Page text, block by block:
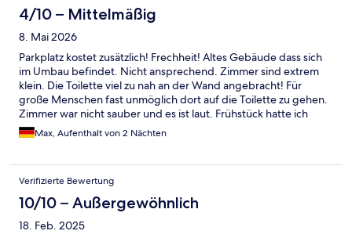
4/10 – Mittelmäßig
8. Mai 2026
Parkplatz kostet zusätzlich! Frechheit! Altes Gebäude dass sich
im Umbau befindet. Nicht ansprechend. Zimmer sind extrem
klein. Die Toilette viel zu nah an der Wand angebracht! Für
große Menschen fast unmöglich dort auf die Toilette zu gehen.
Zimmer war nicht sauber und es ist laut. Frühstück hatte ich
keines gebucht. Essen im Restaurant war sehr gut sogar , jedoch
preislich sehr teuer. Ein großes Bier kostet 7€! War leider das
Max, Aufenthalt von 2 Nächten
Verifizierte Bewertung
10/10 – Außergewöhnlich
18. Feb. 2025